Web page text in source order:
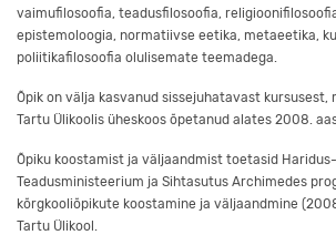
vaimufilosoofia, teadusfilosoofia,
epistemoloogia, normatiivse eetika, metaeetika,
poliitikafilosoofia olulisemate teemadega.
Õpik on välja kasvanud sissejuhatavast kursusest,
Tartu Ülikoolis üheskoos õpetanud alates 2008.
Õpiku koostamist ja väljaandmist toetasid
Teadusministeerium ja Sihtasutus Archimedes
kõrgkooliõpikute koostamine ja väljaandmine
Tartu Ülikool.